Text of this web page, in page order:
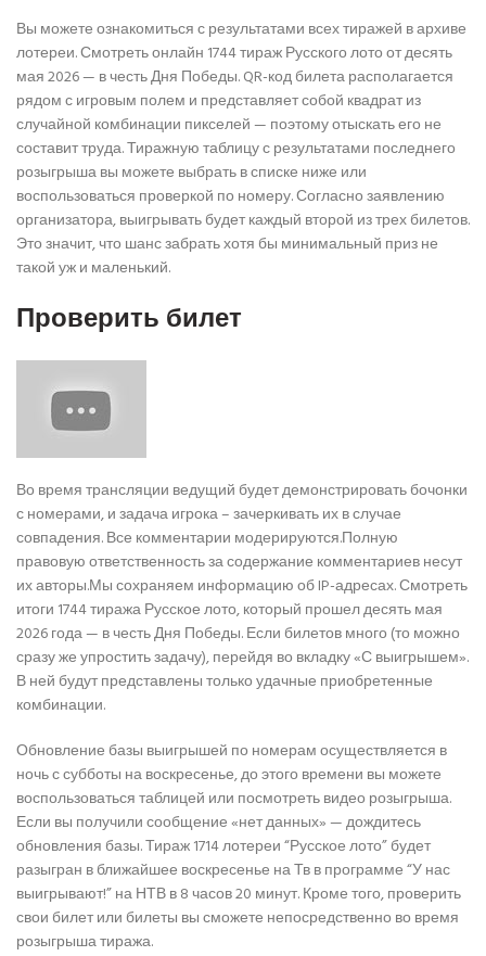
Вы можете ознакомиться с результатами всех тиражей в архиве
лотереи. Смотреть онлайн 1744 тираж Русского лото от десять
мая 2026 — в честь Дня Победы. QR-код билета располагается
рядом с игровым полем и представляет собой квадрат из
случайной комбинации пикселей — поэтому отыскать его не
составит труда. Тиражную таблицу с результатами последнего
розыгрыша вы можете выбрать в списке ниже или
воспользоваться проверкой по номеру. Согласно заявлению
организатора, выигрывать будет каждый второй из трех билетов.
Это значит, что шанс забрать хотя бы минимальный приз не
такой уж и маленький.
Проверить билет
Во время трансляции ведущий будет демонстрировать бочонки
с номерами, и задача игрока – зачеркивать их в случае
совпадения. Все комментарии модерируются.Полную
правовую ответственность за содержание комментариев несут
их авторы.Мы сохраняем информацию об IP-адресах. Смотреть
итоги 1744 тиража Русское лото, который прошел десять мая
2026 года — в честь Дня Победы. Если билетов много (то можно
сразу же упростить задачу), перейдя во вкладку «С выигрышем».
В ней будут представлены только удачные приобретенные
комбинации.
Обновление базы выигрышей по номерам осуществляется в
ночь с субботы на воскресенье, до этого времени вы можете
воспользоваться таблицей или посмотреть видео розыгрыша.
Если вы получили сообщение «нет данных» — дождитесь
обновления базы. Тираж 1714 лотереи “Русское лото” будет
разыгран в ближайшее воскресенье на Тв в программе “У нас
выигрывают!” на НТВ в 8 часов 20 минут. Кроме того, проверить
свои билет или билеты вы сможете непосредственно во время
розыгрыша тиража.